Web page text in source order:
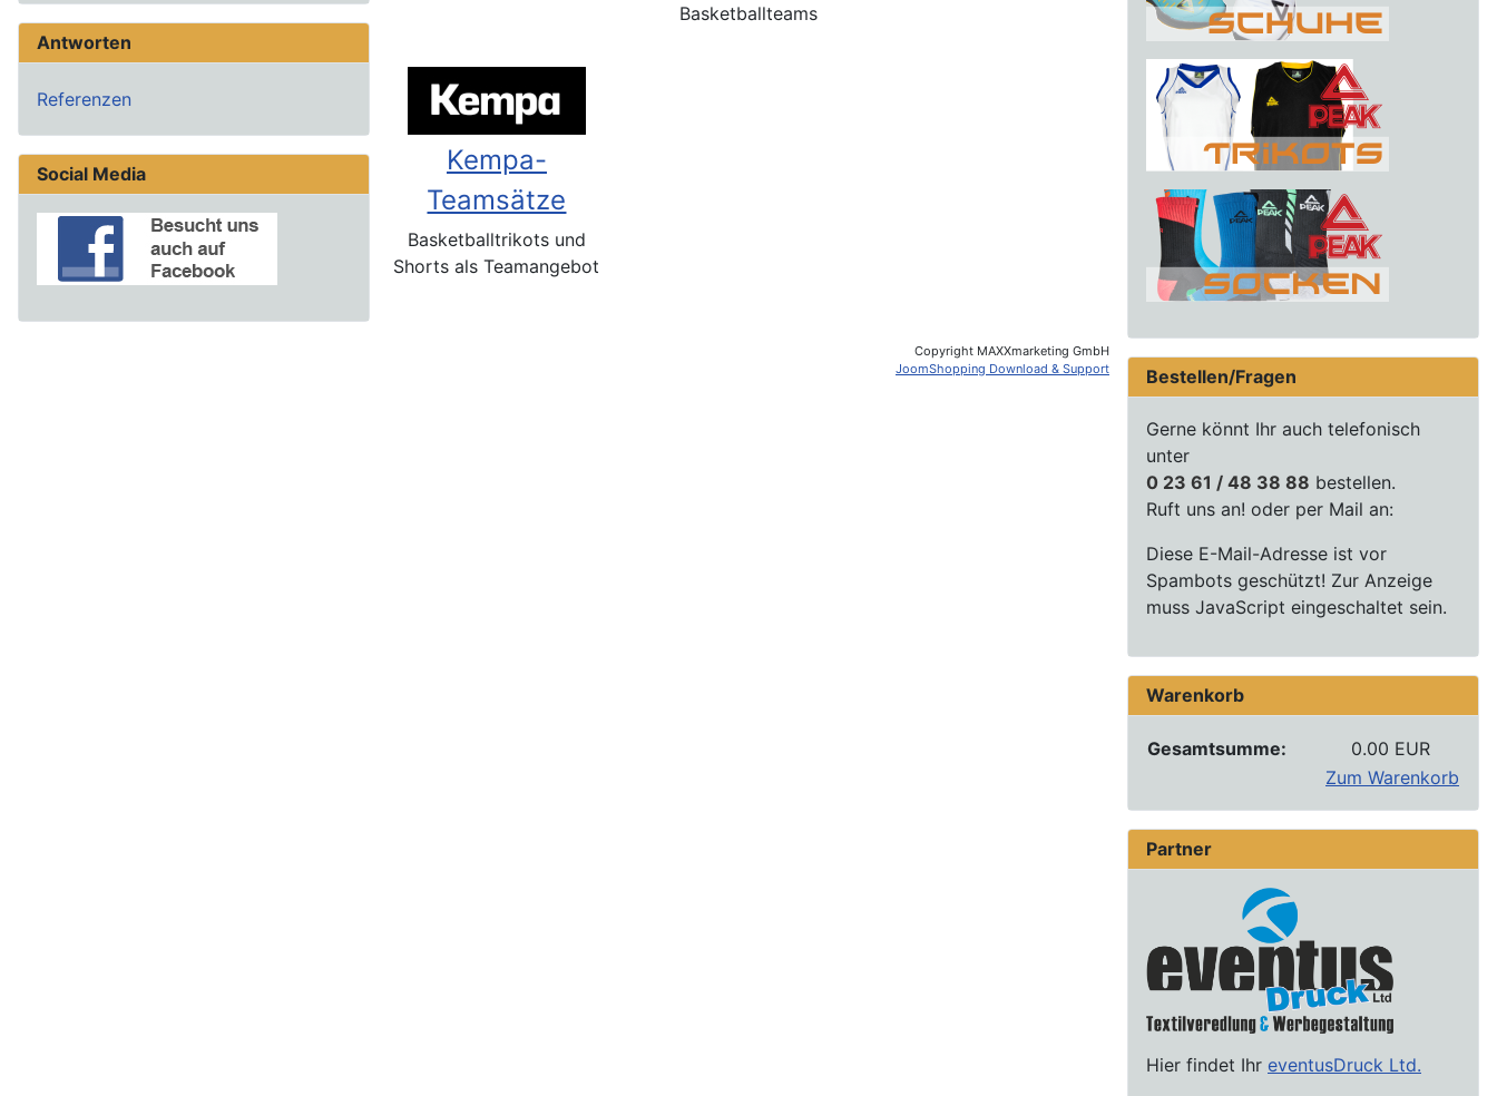
Antworten
Referenzen
Social Media
Basketballteams
Kempa-
Teamsätze
Basketballtrikots und
Shorts als Teamangebot
Copyright MAXXmarketing GmbH
JoomShopping Download & Support
Bestellen/Fragen
Gerne könnt Ihr auch telefonisch
unter
0 23 61 / 48 38 88 bestellen.
Ruft uns an! oder per Mail an:
Diese E-Mail-Adresse ist vor
Spambots geschützt! Zur Anzeige
muss JavaScript eingeschaltet sein.
Warenkorb
Gesamtsumme:
0.00 EUR
Zum Warenkorb
Partner
Hier findet Ihr eventusDruck Ltd.